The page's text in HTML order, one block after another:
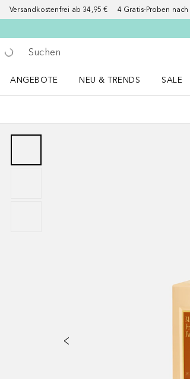
Versandkostenfrei ab 34,95 € 4 Gratis-Proben nach
Gehe zurück
Suche ausführen
ANGEBOTE
NEU & TRENDS
SALE